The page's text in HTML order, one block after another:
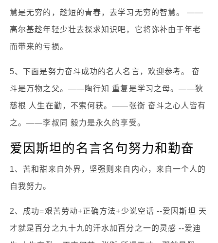
慧是无穷的，趁短的青春，去学习无穷的智慧。 ——
高尔基趁年轻少壮去探求知识吧，它将弥补由于年老
而带来的亏损。
5、下面是努力奋斗成功的名人名言，欢迎参考。 奋
斗是万物之父。——陶行知 重复是学习之母。——狄
慈根 人生在勤，不索何获。——张衡 奋斗之心人皆有
之。——李叔同 毅力是永久的享受。
爱因斯坦的名言名句努力和勤奋
1、苦和甜来自外界，坚强则来自内心，来自一个人的
自我努力。
2、成功=艰苦劳动+正确方法+少说空话 --爱因斯坦 天
才就是百分之九十九的汗水加百分之一的灵感 --爱迪